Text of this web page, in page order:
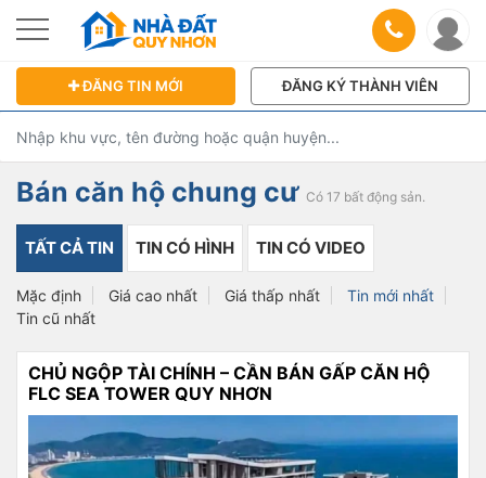
ĐĂNG TIN MỚI ĐĂNG KÝ THÀNH VIÊN
Bán căn hộ chung cư Có 17 bất động sản.
TẤT CẢ TIN TIN CÓ HÌNH TIN CÓ VIDEO
Mặc định Giá cao nhất Giá thấp nhất
Tin mới nhất
Tin cũ nhất
CHỦ NGỘP TÀI CHÍNH – CẦN BÁN GẤP CĂN HỘ
FLC SEA TOWER QUY NHƠN